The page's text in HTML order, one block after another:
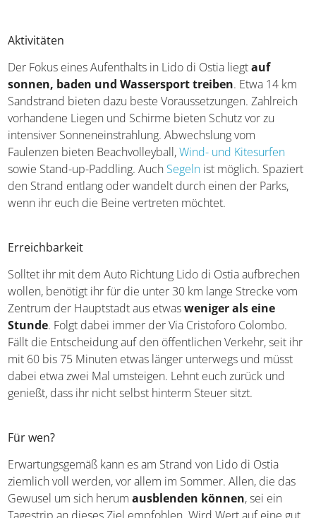
Aktivitäten
Der Fokus eines Aufenthalts in Lido di Ostia liegtauf
sonnen, baden und Wassersport treiben. Etwa 14 km
Sandstrand bieten dazu beste Voraussetzungen. Zahlreich
vorhandene Liegen und Schirme bieten Schutz vor zu
intensiver Sonneneinstrahlung. Abwechslung vom
Faulenzen bieten Beachvolleyball,Wind- und Kitesurfen
sowie Stand-up-Paddling. Auch Segeln ist möglich. Spaziert
den Strand entlang oder wandelt durch einen der Parks,
wenn ihr euch die Beine vertreten möchtet.
Erreichbarkeit
Solltet ihr mit dem Auto Richtung Lido di Ostia aufbrechen
wollen, benötigt ihr für die unter 30 km lange Strecke vom
Zentrum der Hauptstadt aus etwasweniger als eine
Stunde. Folgt dabei immer der Via Cristoforo Colombo.
Fällt die Entscheidung auf den öffentlichen Verkehr, seit ihr
mit 60 bis 75 Minuten etwas länger unterwegs und müsst
dabei etwa zwei Mal umsteigen. Lehnt euch zurück und
genießt, dass ihr nicht selbst hinterm Steuer sitzt.
Für wen?
Erwartungsgemäß kann es am Strand von Lido di Ostia
ziemlich voll werden, vor allem im Sommer. Allen, die das
Gewusel um sich herumausblenden können, sei ein